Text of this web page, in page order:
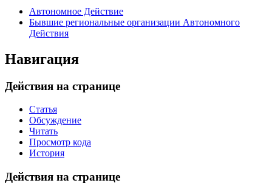
Автономное Действие
Бывшие региональные организации Автономного
Действия
Навигация
Действия на странице
Статья
Обсуждение
Читать
Просмотр кода
История
Действия на странице